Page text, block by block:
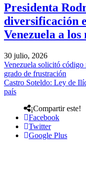
Presidenta
diversificación
Venezuela a los
30 julio, 2026
Venezuela solicitó código
grado de frustración
Castro Soteldo: Ley de
país
¡Compartir este!
Facebook
Twitter
Google Plus